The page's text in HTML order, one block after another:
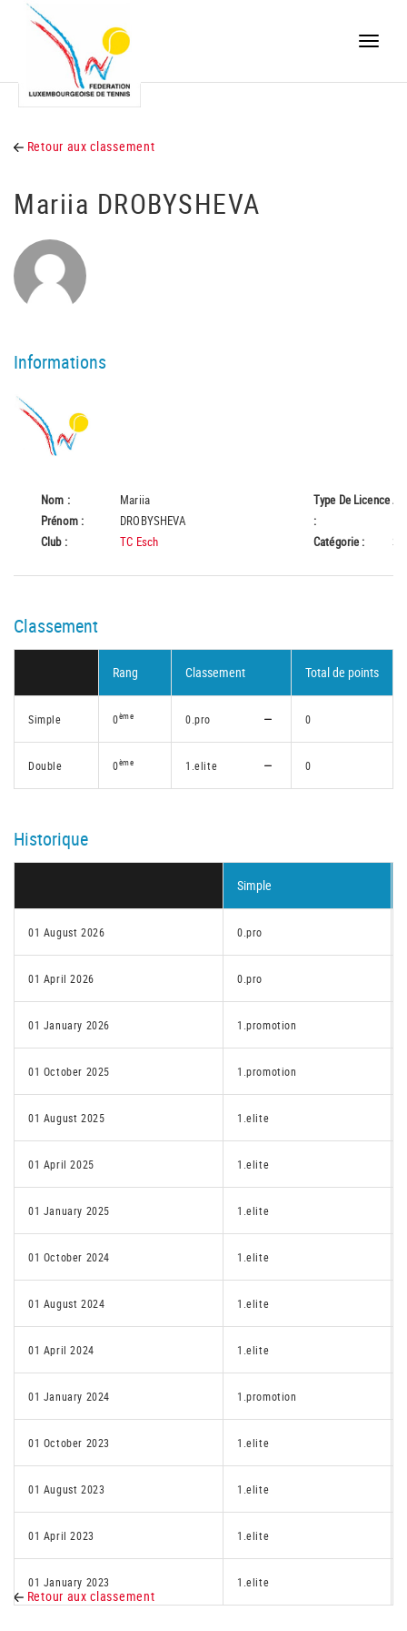
Toggle
Retour aux classement
Mariia DROBYSHEVA
Informations
Nom :
Mariia
Prénom :
DROBYSHEVA
Club :
TC Esch
Type De Licence
:
A
Catégorie :
Classement
Rang Classement Total de points
Simple 0ème 0.pro 0
Double 0ème 1.elite 0
Historique
Simple
01 August 2026 0.pro
01 April 2026 0.pro
01 January 2026 1.promotion
01 October 2025 1.promotion
01 August 2025 1.elite
01 April 2025 1.elite
01 January 2025 1.elite
01 October 2024 1.elite
01 August 2024 1.elite
01 April 2024 1.elite
01 January 2024 1.promotion
01 October 2023 1.elite
01 August 2023 1.elite
01 April 2023 1.elite
01 January 2023 1.elite
Retour aux classement